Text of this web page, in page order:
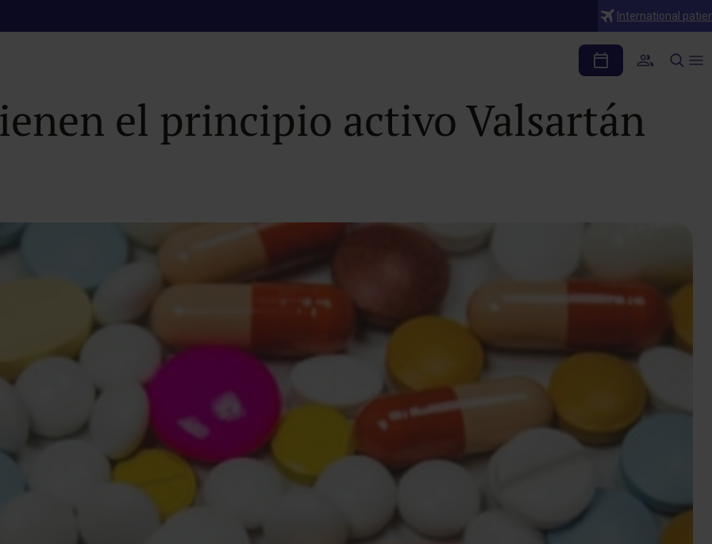
International
ante la retirada de varios lotes de
el principio activo Valsartán